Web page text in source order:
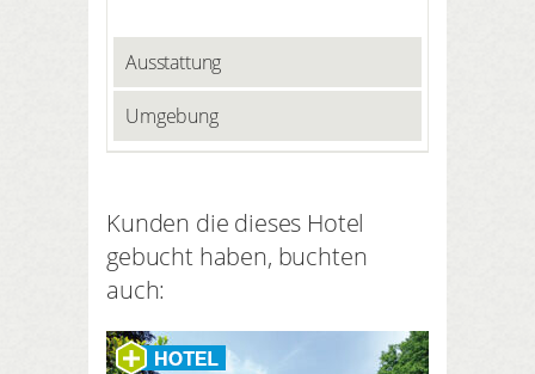
Ausstattung
Umgebung
Kunden die dieses Hotel
gebucht haben, buchten
auch: